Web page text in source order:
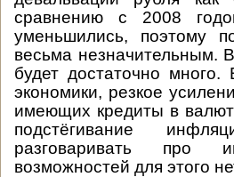
сравнению с 2008
уменьшились, поэтому
весьма незначительным.
будет достаточно
экономики, резкое
имеющих кредиты в
подстёгивание
разговаривать про
возможностей для этого